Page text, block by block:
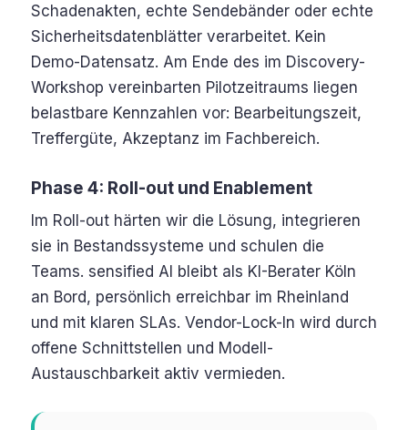
Schadenakten, echte Sendebänder oder echte
Sicherheitsdatenblätter verarbeitet. Kein
Demo-Datensatz. Am Ende des im Discovery-
Workshop vereinbarten Pilotzeitraums liegen
belastbare Kennzahlen vor: Bearbeitungszeit,
Treffergüte, Akzeptanz im Fachbereich.
Phase 4: Roll-out und Enablement
Im Roll-out härten wir die Lösung, integrieren
sie in Bestandssysteme und schulen die
Teams. sensified AI bleibt als KI-Berater Köln
an Bord, persönlich erreichbar im Rheinland
und mit klaren SLAs. Vendor-Lock-In wird durch
offene Schnittstellen und Modell-
Austauschbarkeit aktiv vermieden.